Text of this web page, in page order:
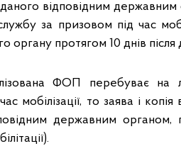
відповідним
за призовом під час
органу протягом 10 днів після
ФОП перебуває на
час мобілізації, то заява і
державним органом,